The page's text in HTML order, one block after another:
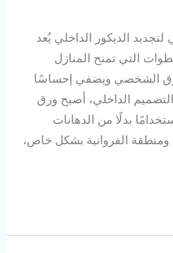
لتجديد الديكور الداخلي يُعد
التي تمنح المنازل
الشخصي ويضفي إحساسًا
الداخلي، أصبح ورق
بدلًا من الدهانات
ومنطقة الفروانية بشكل خاص،